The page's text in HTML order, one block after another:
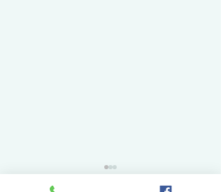
7月22日は午後から採寸担